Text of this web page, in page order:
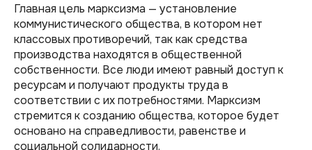
Главная цель марксизма — установление
коммунистического общества, в котором нет
классовых противоречий, так как средства
производства находятся в общественной
собственности. Все люди имеют равный доступ к
ресурсам и получают продукты труда в
соответствии с их потребностями. Марксизм
стремится к созданию общества, которое будет
основано на справедливости, равенстве и
социальной солидарности.